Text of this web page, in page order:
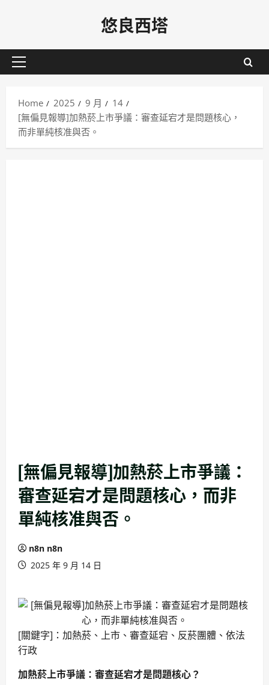
悠良西塔
Primary
Home
2025 9 月
14
[無偏見報導]加熱菸上市爭議：審查延宕才是問題核心，
而非單純核准與否。
[無偏見報導]加熱菸上市爭議：
審查延宕才是問題核心，而非
單純核准與否。
n8n n8n
2025 年 9 月 14 日
[關鍵字]：加熱菸、上市、審查延宕、反菸團體、依法
行政
加熱菸上市爭議：審查延宕才是問題核心？